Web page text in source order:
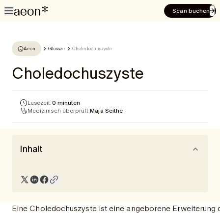
Scan buchen
Aeon Glossar Choledochuszyste
Choledochuszyste
Lesezeit:0 minuten
Medizinisch überprüft:Maja Seithe
Inhalt
Eine Choledochuszyste ist eine angeborene